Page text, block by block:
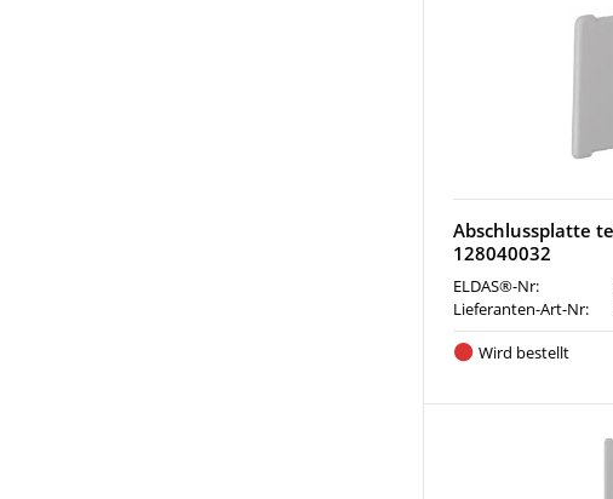
Abschlussplatte
128040032
ELDAS®-Nr:
Lieferanten-Art-Nr:
Wird bestellt